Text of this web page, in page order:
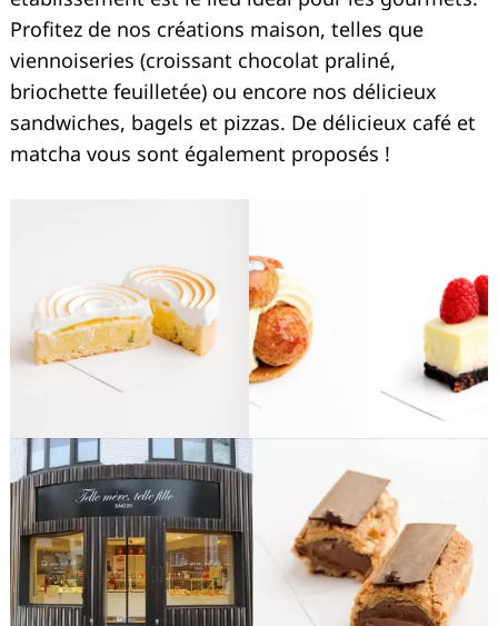
Profitez de nos créations maison, telles que
viennoiseries (croissant chocolat praliné,
briochette feuilletée) ou encore nos délicieux
sandwiches, bagels et pizzas. De délicieux café et
matcha vous sont également proposés !